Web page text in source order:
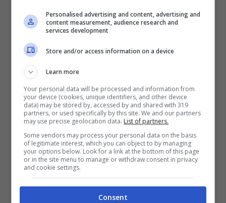
Montemerano
Personalised advertising and content, advertising and
content measurement, audience research and
services development
Store and/or access information on a device
Learn more
Your personal data will be processed and information from
your device (cookies, unique identifiers, and other device
data) may be stored by, accessed by and shared with 319
partners, or used specifically by this site. We and our partners
may use precise geolocation data. List of partners.
Some vendors may process your personal data on the basis
of legitimate interest, which you can object to by managing
your options below. Look for a link at the bottom of this page
or in the site menu to manage or withdraw consent in privacy
and cookie settings.
Consent